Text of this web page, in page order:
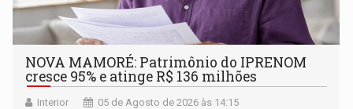
NOVA MAMORÉ: Patrimônio do IPRENOM
cresce 95% e atinge R$ 136 milhões
Interior 05 de Agosto de 2026 às 14:15